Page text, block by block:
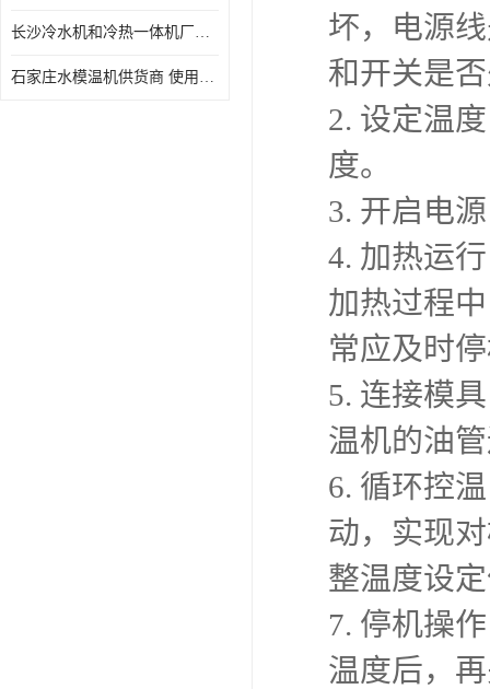
长沙冷水机和冷热一体机厂家电话 库存充足
石家庄水模温机供货商 使用便捷
坏，电源
和开关是
2. 设定温
度。
3. 开启电
4. 加热运
加热过程
常应及时
5. 连接模
温机的油
6. 循环控
动，实现
整温度设
7. 停机操
温度后，